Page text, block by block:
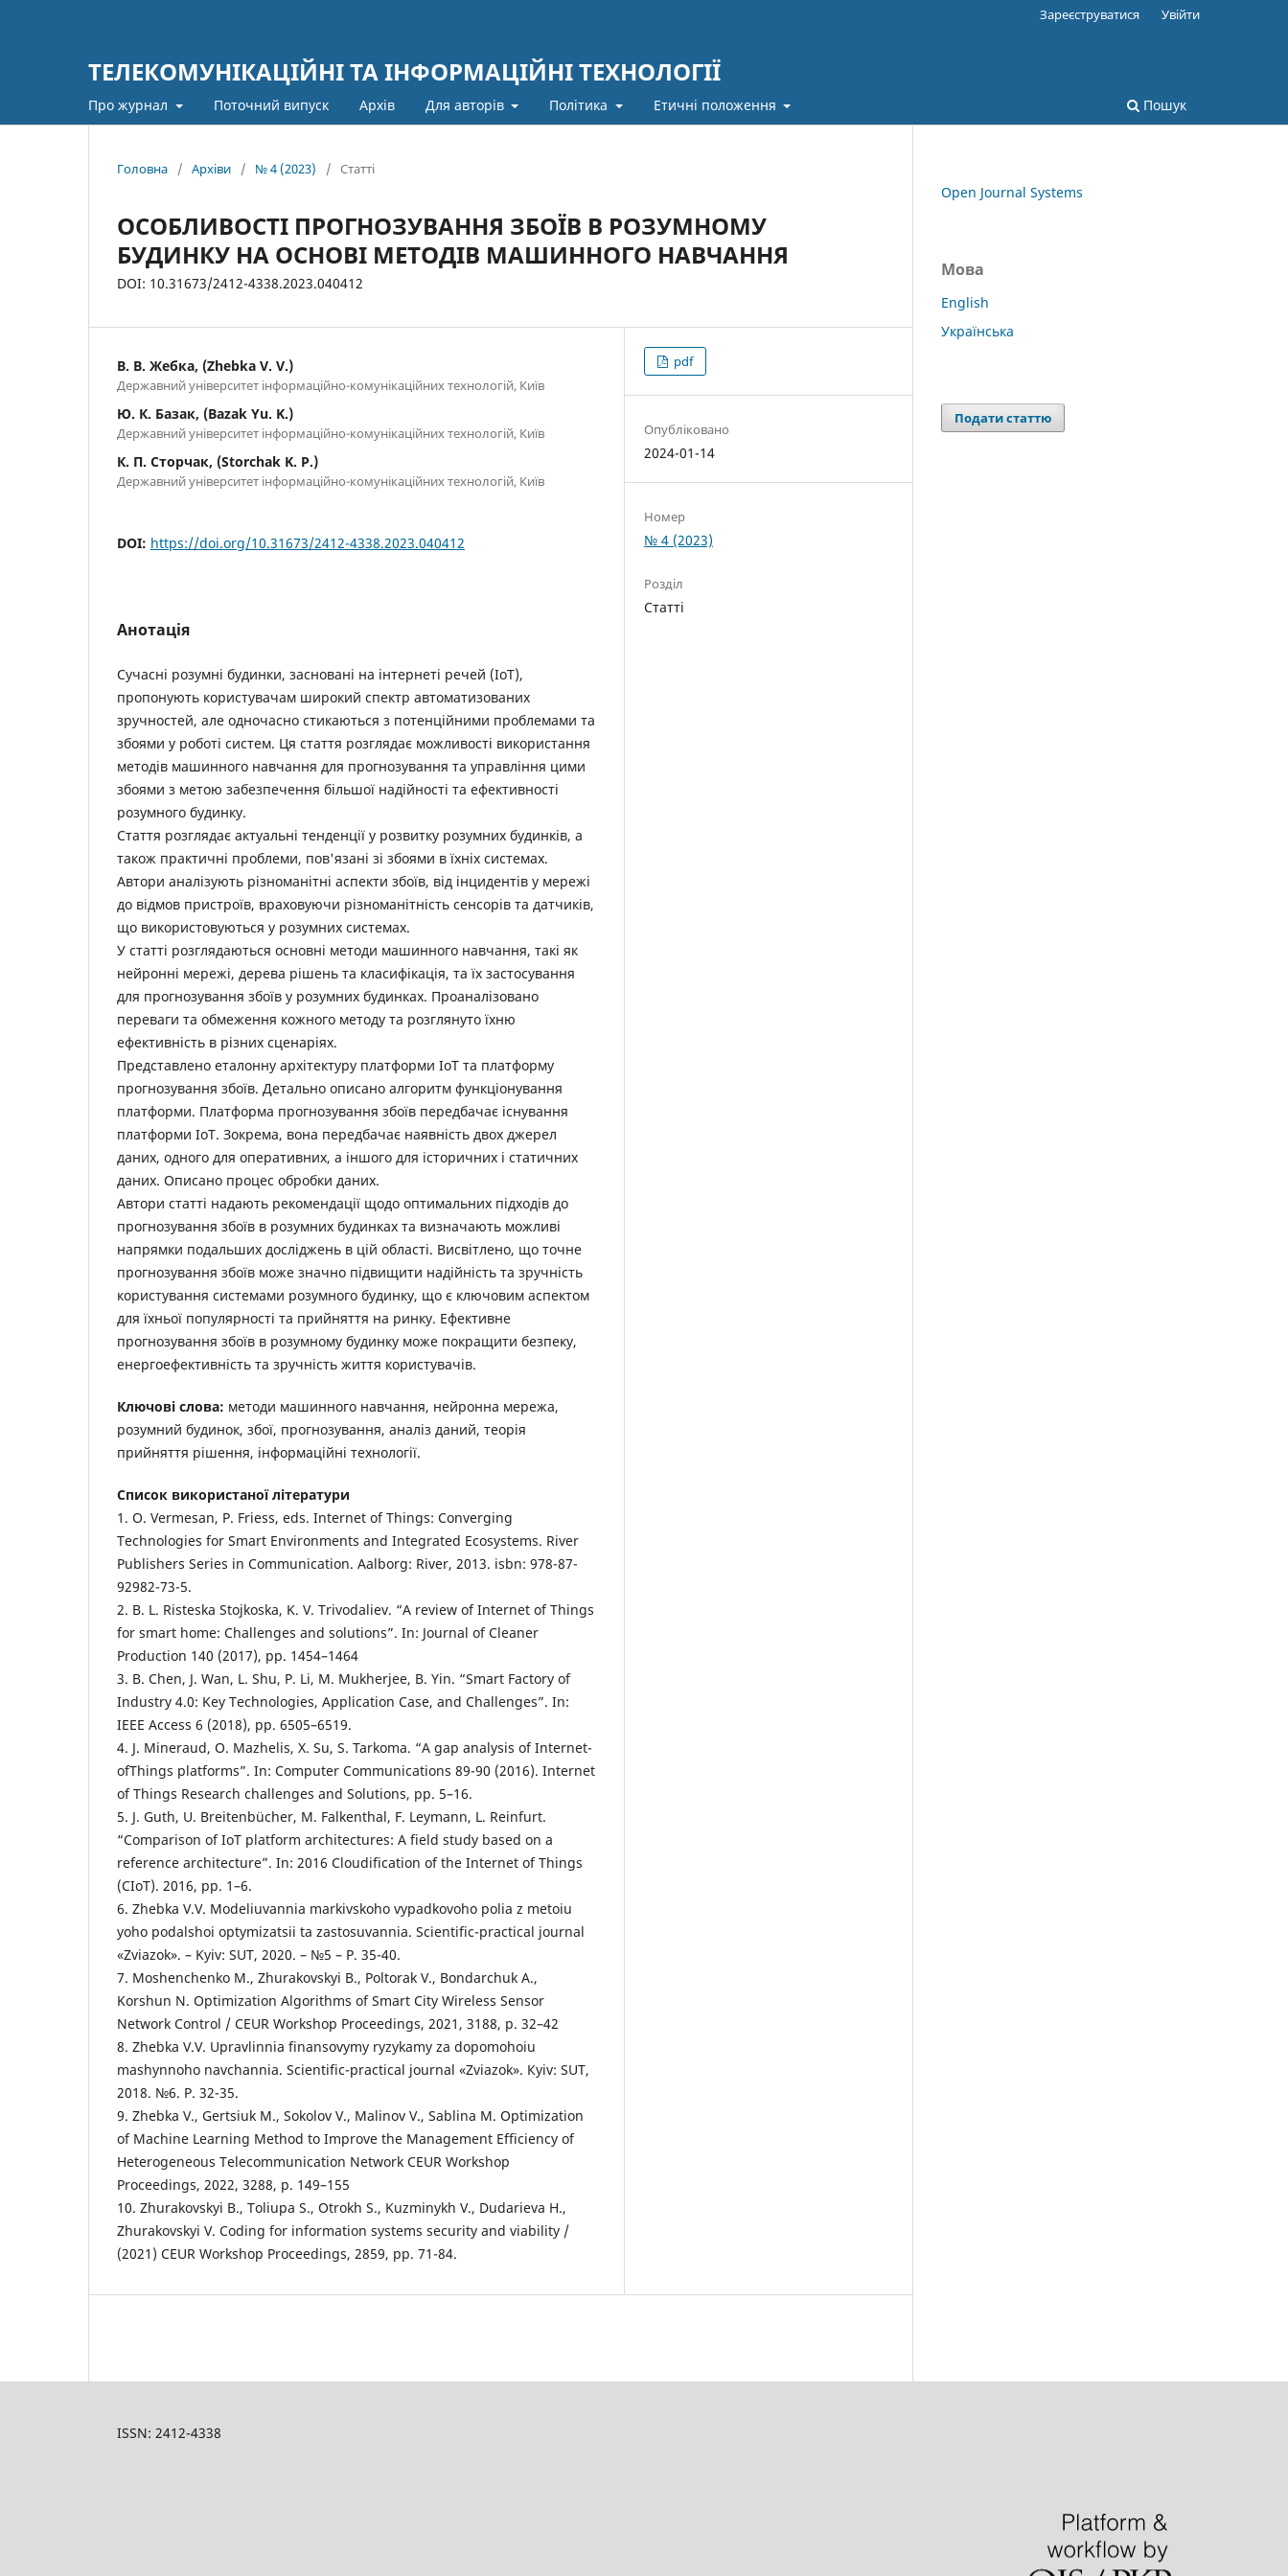
ТЕЛЕКОМУНІКАЦІЙНІ ТА ІНФОРМАЦІЙНІ ТЕХНОЛОГІЇ
Про журнал Поточний випуск Архів Для авторів Політика Етичні положення Пошук
Зареєструватися Увійти
Головна / Архіви / № 4 (2023) / Статті
ОСОБЛИВОСТІ ПРОГНОЗУВАННЯ ЗБОЇВ В РОЗУМНОМУ
БУДИНКУ НА ОСНОВІ МЕТОДІВ МАШИННОГО НАВЧАННЯ
DOI: 10.31673/2412-4338.2023.040412
В. В. Жебка, (Zhebka V. V.)
Державний університет інформаційно-комунікаційних технологій, Київ
Ю. К. Базак, (Bazak Yu. K.)
Державний університет інформаційно-комунікаційних технологій, Київ
К. П. Сторчак, (Storchak K. P.)
Державний університет інформаційно-комунікаційних технологій, Київ
DOI: https://doi.org/10.31673/2412-4338.2023.040412
Анотація
Сучасні розумні будинки, засновані на інтернеті речей (IoT),
пропонують користувачам широкий спектр автоматизованих
зручностей, але одночасно стикаються з потенційними проблемами та
збоями у роботі систем. Ця стаття розглядає можливості використання
методів машинного навчання для прогнозування та управління цими
збоями з метою забезпечення більшої надійності та ефективності
розумного будинку.
Стаття розглядає актуальні тенденції у розвитку розумних будинків, а
також практичні проблеми, пов'язані зі збоями в їхніх системах.
Автори аналізують різноманітні аспекти збоїв, від інцидентів у мережі
до відмов пристроїв, враховуючи різноманітність сенсорів та датчиків,
що використовуються у розумних системах.
У статті розглядаються основні методи машинного навчання, такі як
нейронні мережі, дерева рішень та класифікація, та їх застосування
для прогнозування збоїв у розумних будинках. Проаналізовано
переваги та обмеження кожного методу та розглянуто їхню
ефективність в різних сценаріях.
Представлено еталонну архітектуру платформи IoT та платформу
прогнозування збоїв. Детально описано алгоритм функціонування
платформи. Платформа прогнозування збоїв передбачає існування
платформи IoT. Зокрема, вона передбачає наявність двох джерел
даних, одного для оперативних, а іншого для історичних і статичних
даних. Описано процес обробки даних.
Автори статті надають рекомендації щодо оптимальних підходів до
прогнозування збоїв в розумних будинках та визначають можливі
напрямки подальших досліджень в цій області. Висвітлено, що точне
прогнозування збоїв може значно підвищити надійність та зручність
користування системами розумного будинку, що є ключовим аспектом
для їхньої популярності та прийняття на ринку. Ефективне
прогнозування збоїв в розумному будинку може покращити безпеку,
енергоефективність та зручність життя користувачів.
Ключові слова: методи машинного навчання, нейронна мережа,
розумний будинок, збої, прогнозування, аналіз даний, теорія
прийняття рішення, інформаційні технології.
Список використаної літератури
1. O. Vermesan, P. Friess, eds. Internet of Things: Converging
Technologies for Smart Environments and Integrated Ecosystems. River
Publishers Series in Communication. Aalborg: River, 2013. isbn: 978-87-
92982-73-5.
2. B. L. Risteska Stojkoska, K. V. Trivodaliev. “A review of Internet of Things
for smart home: Challenges and solutions”. In: Journal of Cleaner
Production 140 (2017), pp. 1454–1464
3. B. Chen, J. Wan, L. Shu, P. Li, M. Mukherjee, B. Yin. “Smart Factory of
Industry 4.0: Key Technologies, Application Case, and Challenges”. In:
IEEE Access 6 (2018), pp. 6505–6519.
4. J. Mineraud, O. Mazhelis, X. Su, S. Tarkoma. “A gap analysis of Internet-
ofThings platforms”. In: Computer Communications 89-90 (2016). Internet
of Things Research challenges and Solutions, pp. 5–16.
5. J. Guth, U. Breitenbücher, M. Falkenthal, F. Leymann, L. Reinfurt.
“Comparison of IoT platform architectures: A field study based on a
reference architecture”. In: 2016 Cloudification of the Internet of Things
(CIoT). 2016, pp. 1–6.
6. Zhebka V.V. Modeliuvannia markivskoho vypadkovoho polia z metoiu
yoho podalshoi optymizatsii ta zastosuvannia. Scientific-practical journal
«Zviazok». – Kyiv: SUT, 2020. – №5 – P. 35-40.
7. Moshenchenko M., Zhurakovskyi B., Poltorak V., Bondarchuk A.,
Korshun N. Optimization Algorithms of Smart City Wireless Sensor
Network Control / CEUR Workshop Proceedings, 2021, 3188, p. 32–42
8. Zhebka V.V. Upravlinnia finansovymy ryzykamy za dopomohoiu
mashynnoho navchannia. Scientific-practical journal «Zviazok». Кyiv: SUT,
2018. №6. P. 32-35.
9. Zhebka V., Gertsiuk M., Sokolov V., Malinov V., Sablina M. Optimization
of Machine Learning Method to Improve the Management Efficiency of
Heterogeneous Telecommunication Network CEUR Workshop
Proceedings, 2022, 3288, p. 149–155
10. Zhurakovskyi B., Toliupa S., Otrokh S., Kuzminykh V., Dudarieva H.,
Zhurakovskyi V. Coding for information systems security and viability /
(2021) CEUR Workshop Proceedings, 2859, pp. 71-84.
pdf
Опубліковано
2024-01-14
Номер
№ 4 (2023)
Розділ
Статті
Open Journal Systems
Мова
English
Українська
Подати статтю
ISSN: 2412-4338